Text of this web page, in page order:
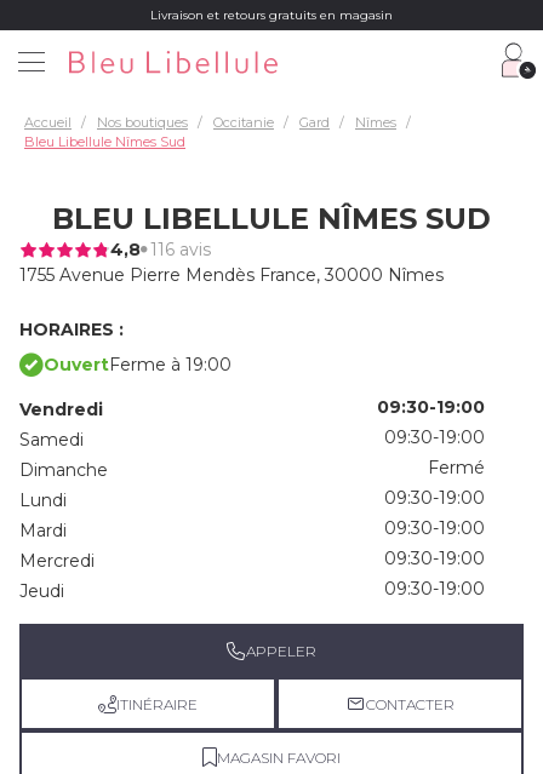
Livraison et retours gratuits en magasin
Accueil Nos boutiques Occitanie Gard
Nîmes
Bleu Libellule Nîmes Sud
BLEU LIBELLULE NÎMES SUD
4,8 116 avis
1755 Avenue Pierre Mendès France, 30000 Nîmes
HORAIRES :
OuvertFerme à 19:00
Vendredi
09:30-19:00
Samedi
09:30-19:00
Dimanche
Fermé
Lundi
09:30-19:00
Mardi
09:30-19:00
Mercredi
09:30-19:00
Jeudi
09:30-19:00
APPELER
ITINÉRAIRE CONTACTER
MAGASIN FAVORI